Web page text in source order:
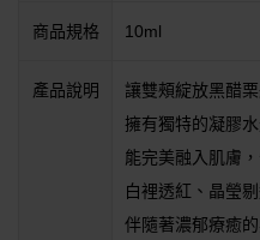
商品規格 10ml
產品說明
讓雙頰綻放黑醋
擁有獨特的凝膠
能完美融入肌膚
白裡透紅、晶瑩
伴隨著濃郁療癒